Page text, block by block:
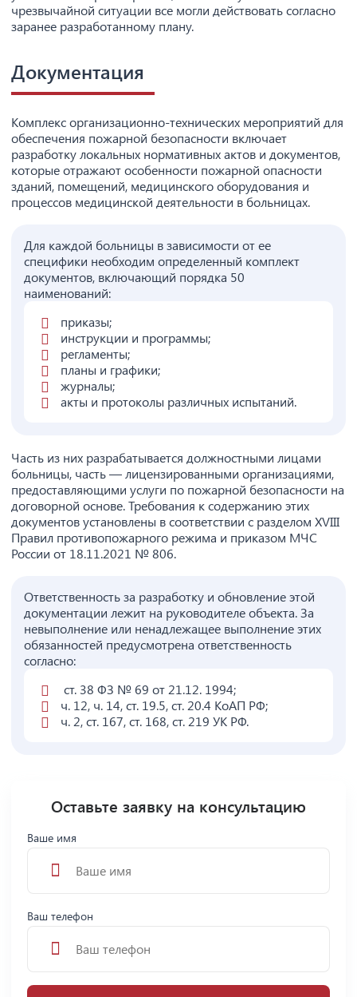
чрезвычайной ситуации все могли действовать согласно
заранее разработанному плану.
Документация
Комплекс организационно-технических мероприятий для
обеспечения пожарной безопасности включает
разработку локальных нормативных актов и документов,
которые отражают особенности пожарной опасности
зданий, помещений, медицинского оборудования и
процессов медицинской деятельности в больницах.
Для каждой больницы в зависимости от ее
специфики необходим определенный комплект
документов, включающий порядка 50
наименований:
приказы;
инструкции и программы;
регламенты;
планы и графики;
журналы;
акты и протоколы различных испытаний.
Часть из них разрабатывается должностными лицами
больницы, часть— лицензированными организациями,
предоставляющими услуги по пожарной безопасности на
договорной основе. Требования к содержанию этих
документов установлены в соответствии с разделом XVIII
Правил противопожарного режима и приказом МЧС
России от 18.11.2021 № 806.
Ответственность за разработку и обновление этой
документации лежит на руководителе объекта. За
невыполнение или ненадлежащее выполнение этих
обязанностей предусмотрена ответственность
согласно:
ст. 38 ФЗ № 69 от 21.12. 1994;
ч. 12, ч. 14, ст. 19.5, ст. 20.4 КоАП РФ;
ч. 2, ст. 167, ст. 168, ст. 219 УК РФ.
Оставьте заявку на консультацию
Ваше имя
Ваш телефон